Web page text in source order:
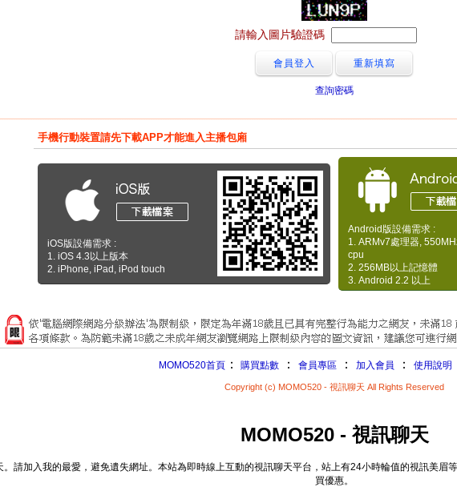
請輸入圖片驗證碼
查詢密碼
手機行動裝置請先下載APP才能進入主播包廂
iOS版設備需求 :
1. iOS 4.3以上版本
2. iPhone, iPad, iPod touch
Android版設備需求 :
1. ARMv7處理器,
cpu
2. 256MB以上記憶體
3. Android 2.2 以上
MOMO520首頁 ： 購買點數 ： 會員專區 ： 加入會員 ： 使用說明
Copyright (c) MOMO520 - 視訊聊天 All Rights Reserved
MOMO520 - 視訊聊天
請加入我的最愛，避免遺失網址。本站為即時線上互動的視訊聊天平台，站上有24小時輪值的視訊美
買優惠。